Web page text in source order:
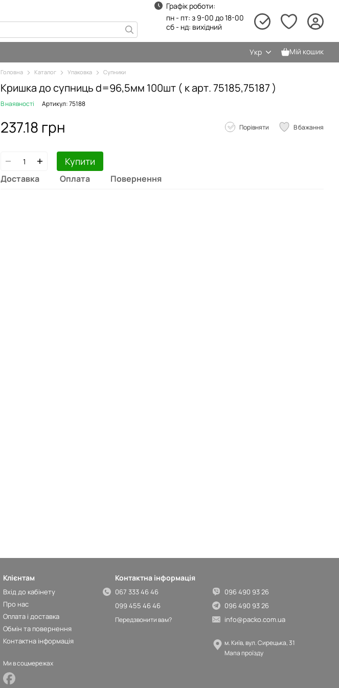
Графік роботи:
пн - пт: з 9-00 до 18-00
сб - нд: вихідний
Укр Мій кошик
Головна Каталог Упаковка Супники
Кришка до супниць d=96,5мм 100шт ( к арт. 75185,75187 )
В наявності Артикул: 75188
237.18 грн Порівняти В бажання
Купити
Доставка Оплата Повернення
Клієнтам
Вхід до кабінету
Про нас
Оплата і доставка
Обмін та повернення
Контактна інформація
Ми в соцмережах
Контактна інформація
067 333 46 46
099 455 46 46
Передзвонити вам?
096 490 93 26
096 490 93 26
info@packo.com.ua
м. Київ, вул. Сирецька, 31
Мапа проїзду